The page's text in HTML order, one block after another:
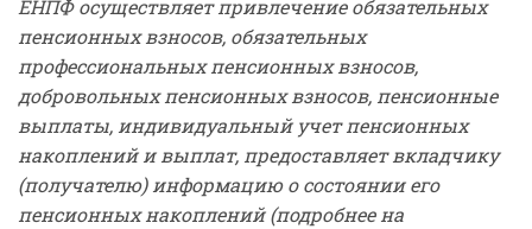
ЕНПФ осуществляет привлечение обязательных
пенсионных взносов, обязательных
профессиональных пенсионных взносов,
добровольных пенсионных взносов, пенсионные
выплаты, индивидуальный учет пенсионных
накоплений и выплат, предоставляет вкладчику
(получателю) информацию о состоянии его
пенсионных накоплений (подробнее на